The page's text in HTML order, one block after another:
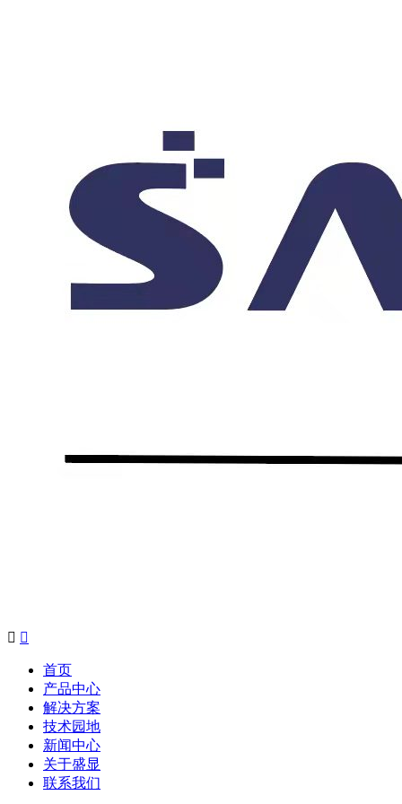
 
首页
产品中心
解决方案
技术园地
新闻中心
关于盛显
联系我们